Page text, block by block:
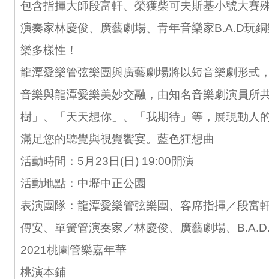
包含指揮大師段富軒、榮獲柴可夫斯基小號大賽
演奏家林慶俊、廣藝劇場、青年音樂家B.A.D玩
樂多樣性！
龍潭愛樂管弦樂團與廣藝劇場將以短音樂劇形式
音樂與龍潭愛樂美妙交融，由知名音樂劇演員所
樹」、「天天想你」、「我期待」等，展現動人
滿足您的聽覺與視覺饗宴。藍色狂想曲
活動時間：5月23日(日) 19:00開演
活動地點：中壢中正公園
表演團隊：龍潭愛樂管弦樂團、客席指揮／段富
傳安、單簧管演奏家／林慶俊、廣藝劇場、
2021桃園管樂嘉年華
桃演本鋪